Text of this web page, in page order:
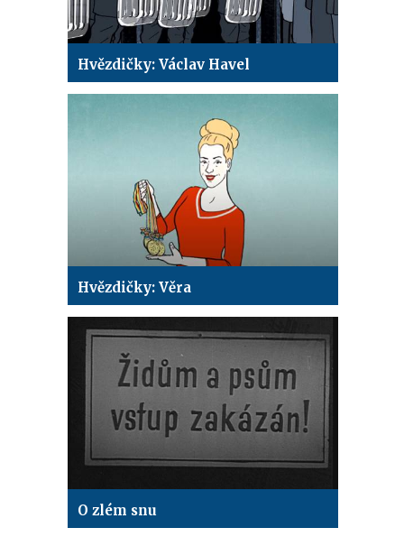
Hvězdičky: Václav Havel
Hvězdičky: Věra
O zlém snu